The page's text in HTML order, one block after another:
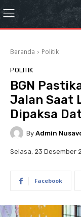
Beranda Politik
POLITIK
BGN
Jalan Saat
Dipaksa
By Admin
Selasa, 23 Desember
Facebook